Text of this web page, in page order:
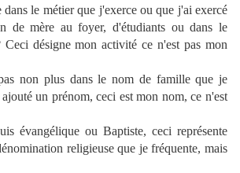
le métier que j'exerce ou que j'ai exercé
de mère au foyer, d'étudiants ou dans le
Ceci désigne mon activité ce n'est pas mon
non plus dans le nom de famille que je
un prénom, ceci est mon nom, ce n'est
évangélique ou Baptiste, ceci représente
religieuse que je fréquente, mais